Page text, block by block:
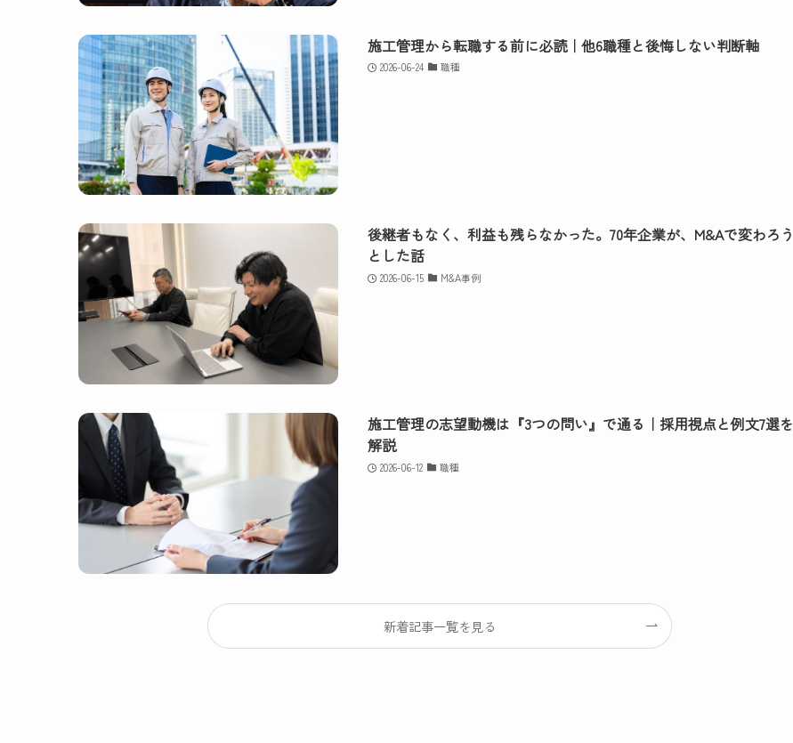
施工管理から転職する前に必読｜他6職種と後悔しない判断軸
2026-06-24 職種
後継者もなく、利益も残らなかった。70年企業が、M&Aで変わろう
とした話
2026-06-15 M&A事例
施工管理の志望動機は『3つの問い』で通る｜採用視点と例文7選を
解説
2026-06-12 職種
新着記事一覧を見る